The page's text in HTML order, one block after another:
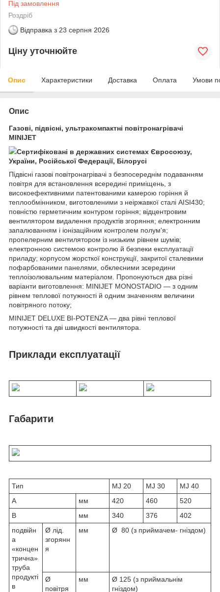
Під замовлення
Роздріб
Відправка з 23 серпня 2026
Ціну уточнюйте
Опис Характеристики Доставка Оплата Умови
Опис
Газові, підвісні, ультракомпактні повітронагрівачі
MINIJET
Сертифіковані в державних системах Євросоюзу,
України, Російської Федерації, Білорусі
Підвісні газові повітронагрівачі з безпосереднім подаванням
повітря для встановлення всередині приміщень, з
високоефективними патентованими камерою горіння й
теплообмінником, виготовленими з неіржавкої сталі AISI430;
повністю герметичним контуром горіння; відцентровим
вентилятором видалення продуктів згоряння; електронним
запалюванням і іонізаційним контролем полум'я;
пропелерним вентилятором із низьким рівнем шумів;
електронною системою контролю й безпеки експлуатації
приладу; корпусом жорсткої конструкції, закритої сталевими
пофарбованими панелями, обклеєними зсередини
теплоізолювальним матеріалом. Пропонуються два різні
варіанти виготовлення: MINIJET MONOSTADIO — з одним
рівнем теплової потужності й одним значенням величини
повітряного потоку;
MINIJET DELUXE BI-POTENZA — два рівні теплової
потужності та дві швидкості вентилятора.
Приклади експлуатації
Габарити
Тип MJ 20 MJ 30
MJ 40
A
мм 420 460
520
B
мм 340 376
402
подвійн
а
«концен
трична»
труба
продукті
в
Ø лід.
згорянн
я
мм Ø 80 (з приймачем- гніздом)
Ø
повітря
мм
Ø 125 (з приймальнім
гніздом)